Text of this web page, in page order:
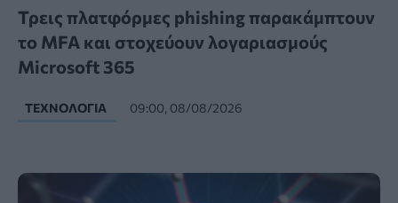
Τρεις πλατφόρμες phishing παρακάμπτουν
το MFA και στοχεύουν λογαριασμούς
Microsoft 365
ΤΕΧΝΟΛΟΓΊΑ 09:00, 08/08/2026